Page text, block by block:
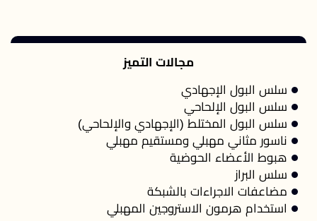
مجالات التميز
سلس البول الإجهادي
سلس البول الإلحاحي
سلس البول المختلط (الإجهادي والإلحاحي)
ناسور مثاني مهبلي ومستقيم مهبلي
هبوط الأعضاء الحوضية
سلس البراز
مضاعفات الاجراءات بالشبكة
استخدام هرمون الاستروجين المهبلي